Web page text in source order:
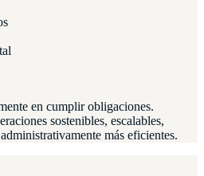
en cumplir obligaciones.
sostenibles, escalables,
más eficientes.